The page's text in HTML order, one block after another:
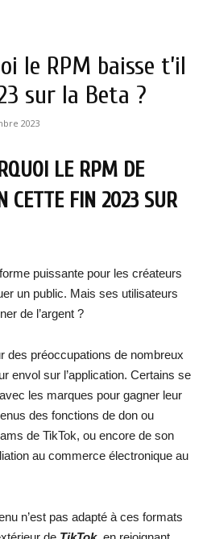
le RPM baisse t’il
sur la Beta ?
2023
LE RPM DE
CETTE FIN 2023 SUR
puissante pour les créateurs
un public. Mais ses utilisateurs
de l’argent ?
des préoccupations de nombreux
envol sur l’application. Certains se
les marques pour gagner leur
des fonctions de don ou
de TikTok, ou encore de son
au commerce électronique au
n’est pas adapté à ces formats